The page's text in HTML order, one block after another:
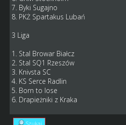
7. Byki Sugajno
8. PKŻ Spartakus Lubań
3 Liga
1. Stal Browar Białcz
2. Stal SQ1 Rzeszów
3. Knivsta SC
4. KS Serce Radlin
5. Born to lose
6. Drapieżniki z Kraka
Szukaj